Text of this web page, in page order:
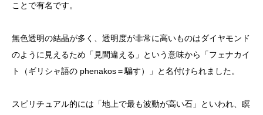
ことで有名です。
無色透明の結晶が多く、透明度が非常に高いものはダイヤモンド
のように見えるため「見間違える」という意味から「フェナカイ
ト（ギリシャ語の phenakos＝騙す）」と名付けられました。
スピリチュアル的には「地上で最も波動が高い石」といわれ、瞑